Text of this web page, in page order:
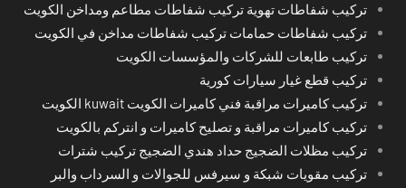
تركيب شفاطات تهوية تركيب شفاطات مطاعم ومداخن الكويت
تركيب شفاطات حمامات تركيب شفاطات مداخن في الكويت
تركيب طابعات للشركات والمؤسسات الكويت
تركيب قطع غيار سيارات كورية
تركيب كاميرات مراقبة فني كاميرات الكويت kuwait الكويت
تركيب كاميرات مراقبة و تصليح كاميرات و انتركم بالكويت
تركيب مظلات الضجيج حداد هندي الضجيج تركيب شترات
تركيب مقويات شبكة و سيرفس للجوالات و السرداب والبر